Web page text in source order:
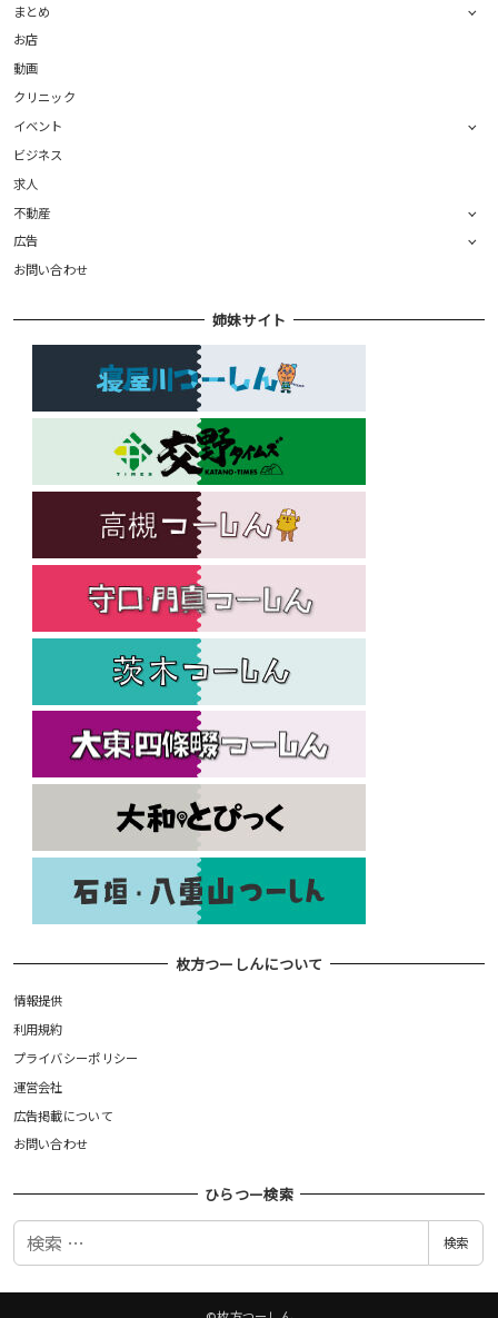
まとめ
お店
動画
クリニック
イベント
ビジネス
求人
不動産
広告
お問い合わせ
姉妹サイト
枚方つーしんについて
情報提供
利用規約
プライバシーポリシー
運営会社
広告掲載について
お問い合わせ
ひらつー検索
検
検索